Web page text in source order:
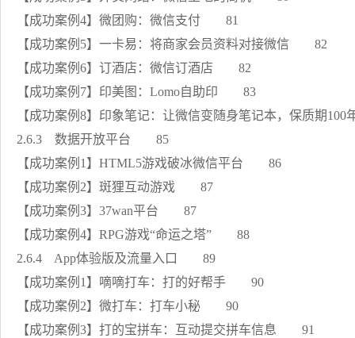
【成功案例4】微团购：微信支付 81
【成功案例5】一卡易：将商家会员资料对接微信 82
【成功案例6】订酒店：微信订酒店 82
【成功案例7】印美图：Lomo自助印 83
【成功案例8】印象笔记：让微信变随身笔记本，保质期
2.6.3 数据开放平台 85
【成功案例1】HTML5游戏破冰微信平台 86
【成功案例2】斑狸互动游戏 87
【成功案例3】37wan平台 87
【成功案例4】RPG游戏“命运之塔” 88
2.6.4 App体验版及流量入口 89
【成功案例1】嘀嘀打车：打的好帮手 90
【成功案例2】微打车：打车小秘 90
【成功案例3】打的宝拼车：互动提交拼车信息 91